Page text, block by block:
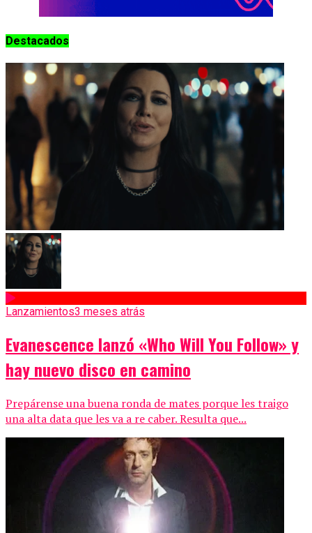
Destacados
Lanzamientos3 meses atrás
Evanescence lanzó «Who Will You Follow» y
hay nuevo disco en camino
Prepárense una buena ronda de mates porque les traigo
una alta data que les va a re caber. Resulta que...